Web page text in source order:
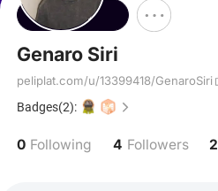
Follow
Genaro Siri
peliplat.com/u/13399418/GenaroSiri
Badges(2):
0 Following 4 Followers 2